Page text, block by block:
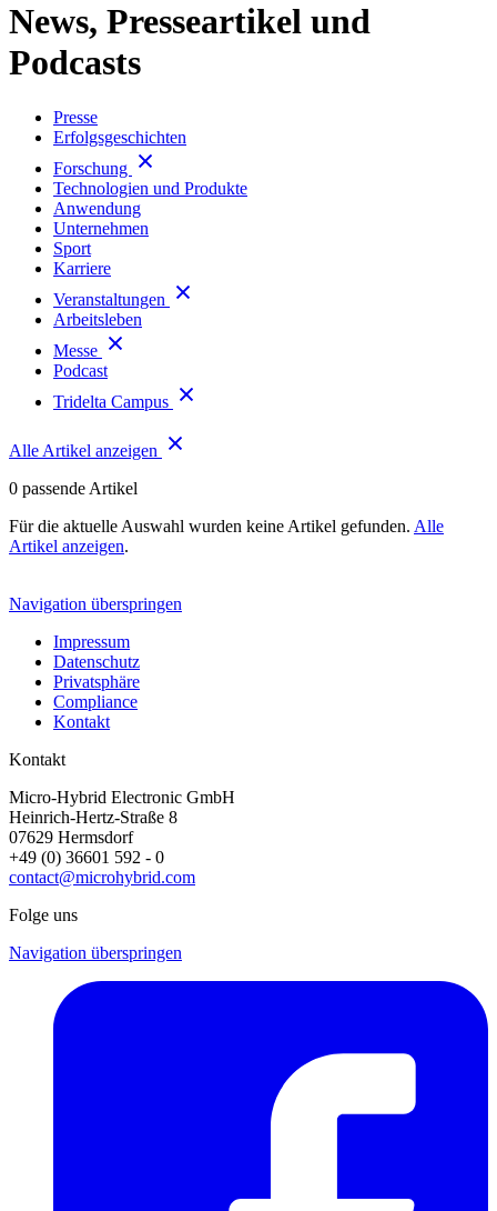
News, Presseartikel und
Podcasts
Presse
Erfolgsgeschichten
Forschung
Technologien und Produkte
Anwendung
Unternehmen
Sport
Karriere
Veranstaltungen
Arbeitsleben
Messe
Podcast
Tridelta Campus
Alle Artikel anzeigen
0 passende Artikel
Für die aktuelle Auswahl wurden keine Artikel gefunden. Alle
Artikel anzeigen.
Navigation überspringen
Impressum
Datenschutz
Privatsphäre
Compliance
Kontakt
Kontakt
Micro-Hybrid Electronic GmbH
Heinrich-Hertz-Straße 8
07629 Hermsdorf
+49 (0) 36601 592 - 0
contact@microhybrid.com
Folge uns
Navigation überspringen